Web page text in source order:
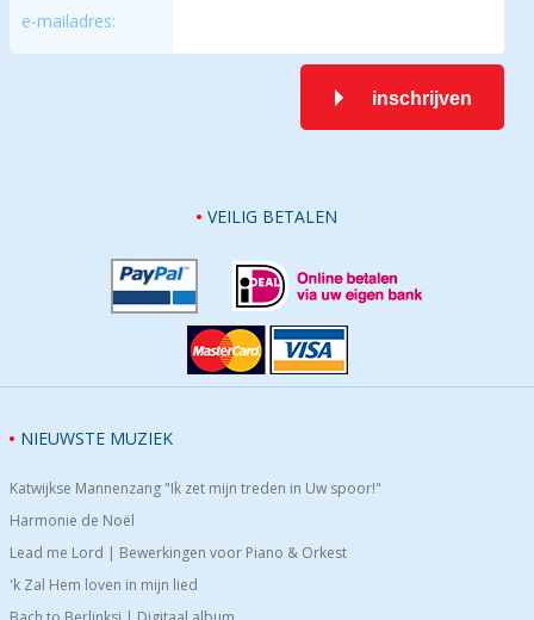
e-mailadres:
inschrijven
VEILIG BETALEN
NIEUWSTE MUZIEK
Katwijkse Mannenzang "Ik zet mijn treden in Uw spoor!"
Harmonie de Noël
Lead me Lord | Bewerkingen voor Piano & Orkest
'k Zal Hem loven in mijn lied